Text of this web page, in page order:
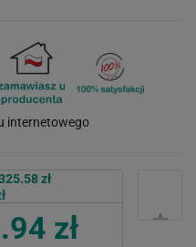
zł
zł